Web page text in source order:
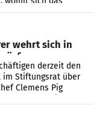
2025 mehr als
wehrt sich in
derzeit den
im Stiftungsrat über
Clemens Pig